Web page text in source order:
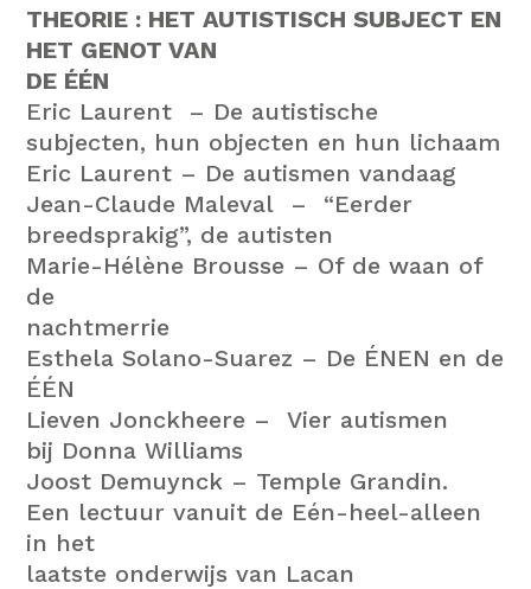
THEORIE : HET AUTISTISCH SUBJECT EN
HET GENOT VAN
DE ÉÉN
Eric Laurent – De autistische
subjecten, hun objecten en hun lichaam
Eric Laurent – De autismen vandaag
Jean-Claude Maleval – “Eerder
breedsprakig”, de autisten
Marie-Hélène Brousse – Of de waan of
de
nachtmerrie
Esthela Solano-Suarez – De ÉNEN en de
ÉÉN
Lieven Jonckheere –
Vier autismen
bij Donna Williams
Joost Demuynck – Temple Grandin.
Een lectuur vanuit de Eén-heel-alleen
in het
laatste onderwijs van Lacan